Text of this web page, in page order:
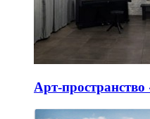
Арт-пространство